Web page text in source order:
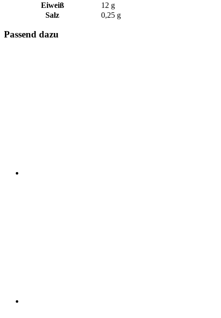
Eiweiß
12 g
Salz
0,25 g
Passend dazu